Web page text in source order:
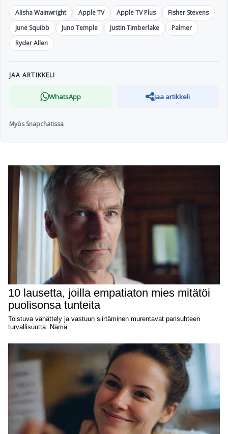
Alisha Wainwright
Apple TV Apple TV Plus
Fisher Stevens
June Squibb
Juno Temple Justin Timberlake
Palmer
Ryder Allen
JAA ARTIKKELI
WhatsApp Jaa artikkeli
Myös Snapchatissa